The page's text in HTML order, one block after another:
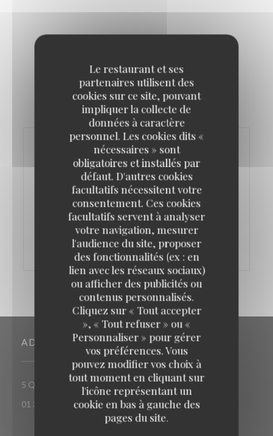
Le restaurant et ses
partenaires utilisent des
cookies sur ce site, pouvant
impliquer la collecte de
données à caractère
personnel. Les cookies dits «
nécessaires » sont
obligatoires et installés par
défaut. D'autres cookies
facultatifs nécessitent votre
consentement. Ces cookies
facultatifs servent à analyser
votre navigation, mesurer
l'audience du site, proposer
des fonctionnalités (ex : en
lien avec les réseaux sociaux)
ou afficher des publicités ou
contenus personnalisés.
Cliquez sur « Tout accepter
», « Tout refuser » ou «
Personnaliser » pour gérer
vos préférences. Vous
pouvez modifier vos choix à
tout moment en cliquant sur
l'icône représentant un
cookie en bas à gauche des
pages du site.
" allowfullscreen>
ADRESSE
5 Quai Albert 1er 78520 Limay((ouvre une nouvelle fenêtre))
01 30 92 77 78